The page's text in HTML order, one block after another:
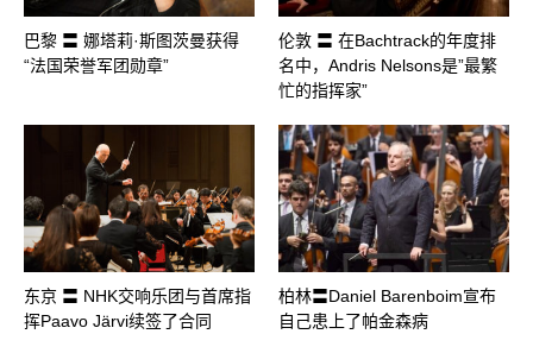
巴黎 〓 娜塔莉·斯图茨曼获得
“法国荣誉军团勋章”
伦敦 〓 在Bachtrack的年度排
名中，Andris Nelsons是”最繁
忙的指挥家”
东京 〓 NHK交响乐团与首席指
挥Paavo Järvi续签了合同
柏林〓Daniel Barenboim宣布
自己患上了帕金森病